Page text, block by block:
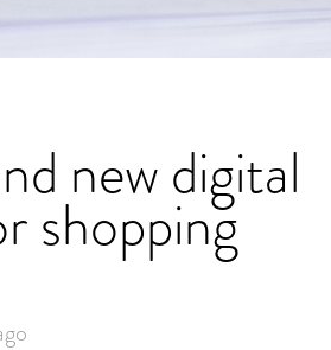
new digital
shopping